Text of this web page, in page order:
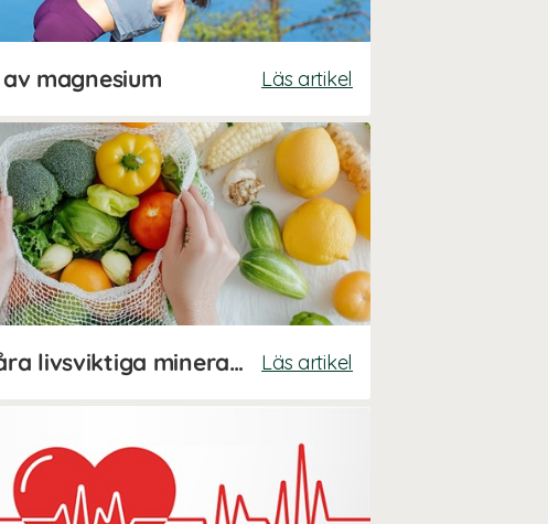
magnesium Läs artikel
Stor guide till våra livsviktiga mineraler Läs artikel